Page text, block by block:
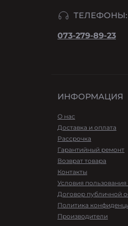
ТЕЛЕФОНЫ:
073-279-89-23
ИНФОРМАЦИЯ
О нас
Доставка и оплата
Рассрочка
Гарантийный ремонт
Возврат товара
Контакты
Условия
Договор публичной
Политика
Производители